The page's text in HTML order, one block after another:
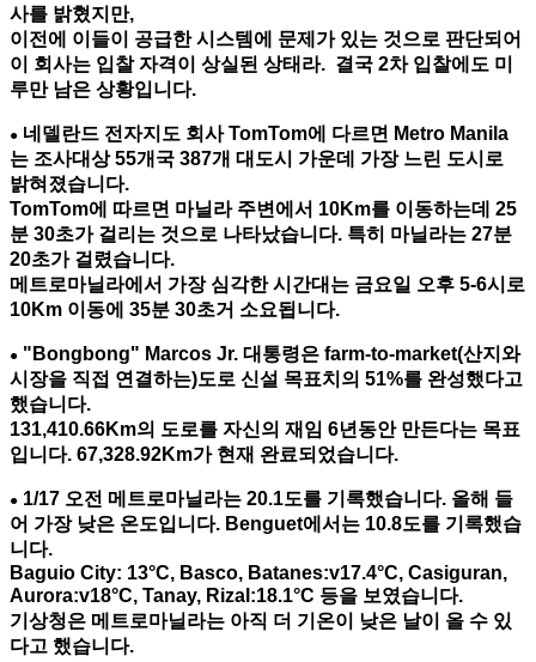
사를 밝혔지만,
이전에 이들이 공급한 시스템에 문제가 있는 것으로 판단되어
이 회사는 입찰 자격이 상실된 상태라. 결국 2차 입찰에도 미
루만 남은 상황입니다.
● 네델란드 전자지도 회사 TomTom에 다르면 Metro Manila
는 조사대상 55개국 387개 대도시 가운데 가장 느린 도시로
밝혀졌습니다.
TomTom에 따르면 마닐라 주변에서 10Km를 이동하는데 25
분 30초가 걸리는 것으로 나타났습니다. 특히 마닐라는 27분
20초가 걸렸습니다.
메트로마닐라에서 가장 심각한 시간대는 금요일 오후 5-6시로
10Km 이동에 35분 30초거 소요됩니다.
● "Bongbong" Marcos Jr. 대통령은 farm-to-market(산지와
시장을 직접 연결하는)도로 신설 목표치의 51%를 완성했다고
했습니다.
131,410.66Km의 도로를 자신의 재임 6년동안 만든다는 목표
입니다. 67,328.92Km가 현재 완료되었습니다.
● 1/17 오전 메트로마닐라는 20.1도를 기록했습니다. 올해 들
어 가장 낮은 온도입니다. Benguet에서는 10.8도를 기록했습
니다.
Baguio City: 13°C, Basco, Batanes:v17.4°C, Casiguran,
Aurora:v18°C, Tanay, Rizal:18.1°C 등을 보였습니다.
기상청은 메트로마닐라는 아직 더 기온이 낮은 날이 올 수 있
다고 했습니다.